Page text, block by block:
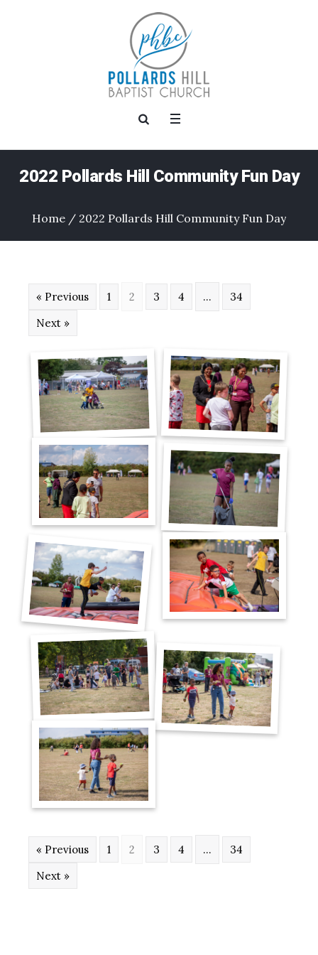
2022 Pollards Hill Community Fun Day
Home / 2022 Pollards Hill Community Fun Day
« Previous 1 2 3 4 …
34
Next »
« Previous 1 2 3 4 …
34
Next »